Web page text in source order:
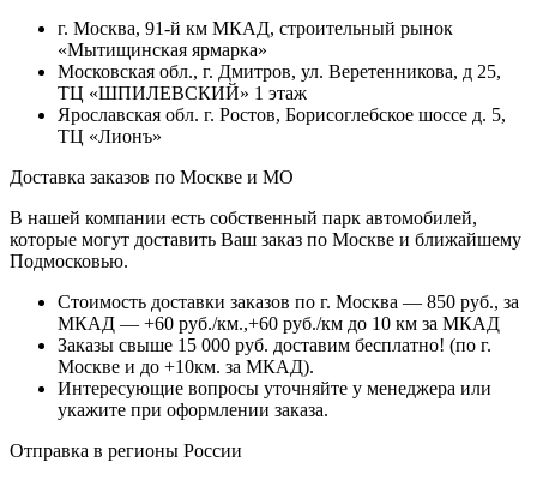
г. Москва, 91-й км МКАД, строительный рынок
«Мытищинская ярмарка»
Московская обл., г. Дмитров, ул. Веретенникова, д 25,
ТЦ «ШПИЛЕВСКИЙ» 1 этаж
Ярославская обл. г. Ростов, Борисоглебское шоссе д. 5,
ТЦ «Лионъ»
Доставка заказов по Москве и МО
В нашей компании есть собственный парк автомобилей,
которые могут доставить Ваш заказ по Москве и ближайшему
Подмосковью.
Стоимость доставки заказов по г. Москва — 850 руб., за
МКАД — +60 руб./км.,+60 руб./км до 10 км за МКАД
Заказы свыше 15 000 руб. доставим бесплатно! (по г.
Москве и до +10км. за МКАД).
Интересующие вопросы уточняйте у менеджера или
укажите при оформлении заказа.
Отправка в регионы России